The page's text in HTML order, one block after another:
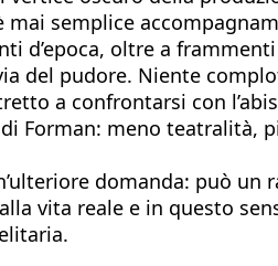
semplice
d’epoca, oltre a
del pudore. Niente
a confrontarsi con
Forman: meno teatralità,
domanda: può
vita reale e in questo